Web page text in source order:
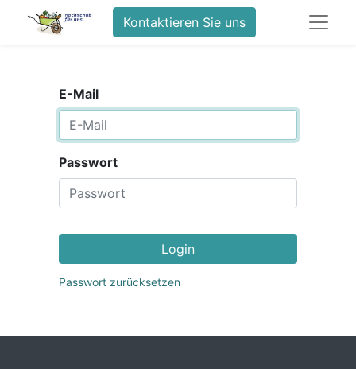
Kontaktieren Sie uns
E-Mail
Passwort
Login
Passwort zurücksetzen